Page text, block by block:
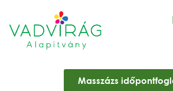
Masszázs